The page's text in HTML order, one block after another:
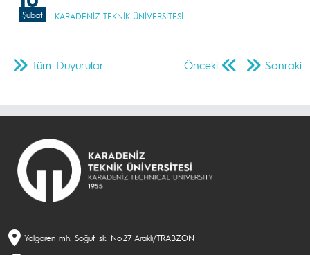
Şubat KARADENİZ TEKNİK ÜNİVERSİTESİ
Önceki Sonraki
Tüm Duyurular
Yolgören mh. Söğüt sk. No:27 Araklı/TRABZON